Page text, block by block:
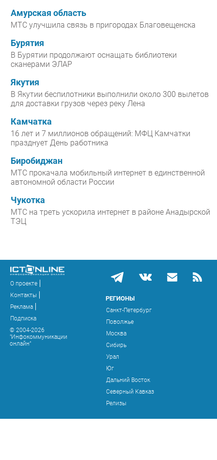
Амурская область
МТС улучшила связь в пригородах Благовещенска
Бурятия
В Бурятии продолжают оснащать библиотеки
сканерами ЭЛАР
Якутия
В Якутии беспилотники выполнили около 300 вылетов
для доставки грузов через реку Лена
Камчатка
16 лет и 7 миллионов обращений: МФЦ Камчатки
празднует День работника
Биробиджан
МТС прокачала мобильный интернет в единственной
автономной области России
Чукотка
МТС на треть ускорила интернет в районе Анадырской
ТЭЦ
О проекте
Контакты
Реклама
Подписка
© 2004-2026
"Инфокоммуникации
онлайн"
РЕГИОНЫ
Санкт-Петербург
Поволжье
Москва
Сибирь
Урал
Юг
Дальний Восток
Северный Кавказ
Релизы